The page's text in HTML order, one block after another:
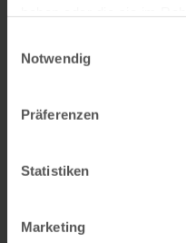
Notwendig
Präferenzen
Statistiken
Marketing